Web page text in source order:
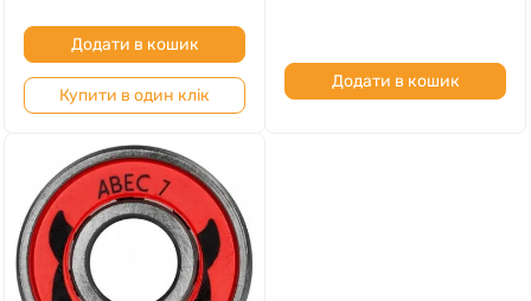
Додати в кошик
Купити в один клік
Додати в кошик